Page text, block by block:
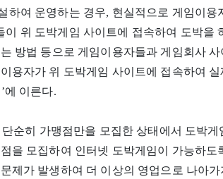
하여 운영하는 경우, 현실적으로 게임이
이 위 도박게임 사이트에 접속하여 도박을
방법 등으로 게임이용자들과 게임회사
용자가 위 도박게임 사이트에 접속하여
에 이른다.
순히 가맹점만을 모집한 상태에서 도박
을 모집하여 인터넷 도박게임이 가능하
제가 발생하여 더 이상의 영업으로 나아